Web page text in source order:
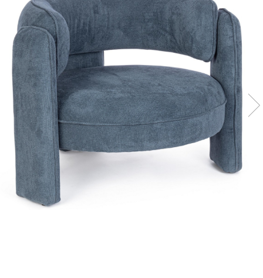
Console dormitor
Fotolii dormitor
Noptiere
Mobila dining
Console extensibile
Scaune
Covoare dining
Mese
Mese HORECA
Scaune de bar / insula
Scaune exterior
Mobila hol
Comode hol